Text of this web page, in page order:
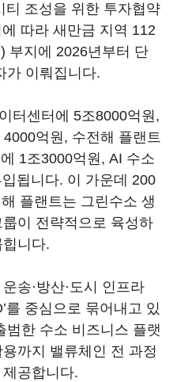
티 조성을 위한 투자협약
따라 새만금 지역 112
부지에 2026년부터 단
가 이뤄집니다.
터센터에 5조8000억원,
억원, 수전해 플랜트
1조3000억원, AI 수소
됩니다. 이 가운데 200
플랜트는 그린수소 생
이 전략적으로 육성하
니다.
송·방산·도시 인프라
를 중심으로 묶어내고 있
범한 수소 비즈니스 플랫
까지 밸류체인 전 과정
공합니다.